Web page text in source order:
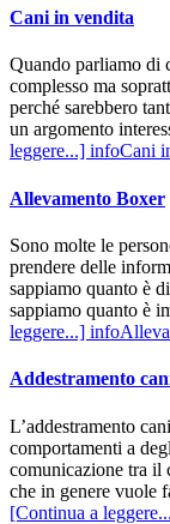
Cani in vendita
Quando parliamo di
complesso ma
perché sarebbero
un argomento
leggere...] infoCani
Allevamento Boxer
Sono molte le
prendere delle
sappiamo quanto è
sappiamo quanto è
leggere...]
Addestramento
L’addestramento
comportamenti a
comunicazione tra il
che in genere vuole
[Continua a